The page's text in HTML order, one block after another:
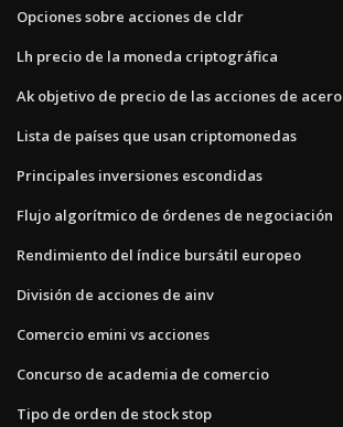
Opciones sobre acciones de cldr
Lh precio de la moneda criptográfica
Ak objetivo de precio de las acciones de acero
Lista de países que usan criptomonedas
Principales inversiones escondidas
Flujo algorítmico de órdenes de negociación
Rendimiento del índice bursátil europeo
División de acciones de ainv
Comercio emini vs acciones
Concurso de academia de comercio
Tipo de orden de stock stop